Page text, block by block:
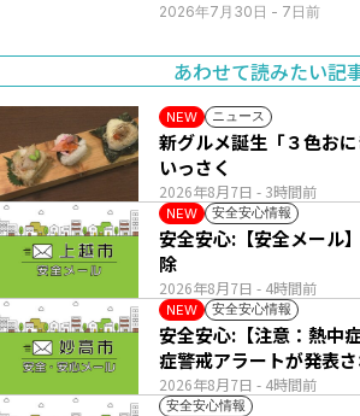
2026年7月30日 - 7日前
あわせて読みたい記
NEW ニュース
2026年8月7日 - 3時間前
新グルメ誕生「３色お
いっさく
NEW 安全安心情報
2026年8月7日 - 4時間前
安全安心:【安全メール
除
NEW 安全安心情報
2026年8月7日 - 4時間前
安全安心:【注意：熱中
症警戒アラートが発表さ
安全安心情報